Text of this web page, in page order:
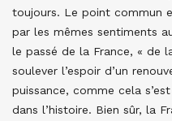
toujours. Le point commun
par les mêmes sentiments
le passé de la France, « de
soulever l’espoir d’un
puissance, comme cela
dans l’histoire. Bien sûr, la